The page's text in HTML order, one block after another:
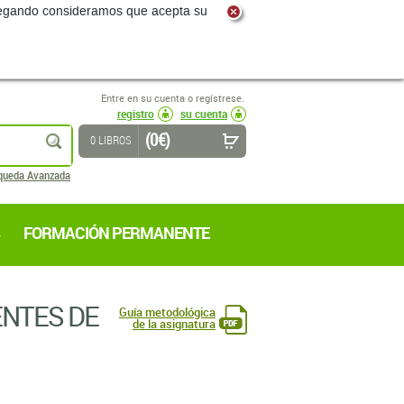
consideramos que acepta su
Entre en su cuenta o regístrese.
registro
su cuenta
buscar
Avanzada
0 LIBROS (0 €)
FORMACIÓN PERMANENTE
DE Guía metodológica
de la asignatura